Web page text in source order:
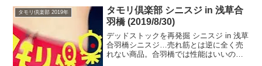
タモリ倶楽部 2019年
タモリ倶楽部 シニスジ in 浅草合
羽橋 (2019/8/30)
デッドストックを再発掘 シニスジ in 浅草
合羽橋シニスジ…売れ筋とは逆に全く売
れない商品。合羽橋では性能はいいのに